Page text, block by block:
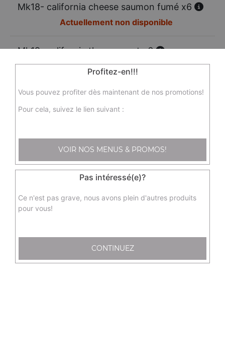
Mk18- california cheese saumon fumé x6
Actuellement non disponible
Mk19- california thon avocat x6
Actuellement non disponible
Mk21 - dragon rouge x8
Tempura Crevettes
6.00€
Mk24 - printemps crevette avocat
Profitez-en!!!
Vous pouvez profiter dès maintenant de nos promotions!
Pour cela, suivez le lien suivant :
VOIR NOS MENUS & PROMOS!
Pas intéressé(e)?
Ce n'est pas grave, nous avons plein d'autres produits
pour vous!
CONTINUEZ